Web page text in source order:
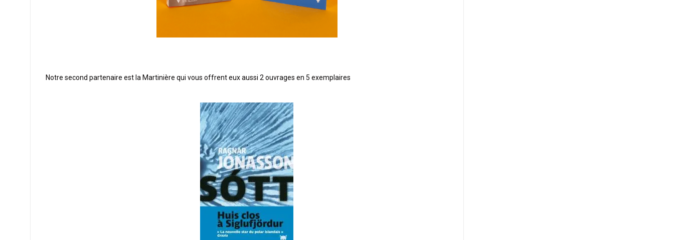
Notre second partenaire est la Martinière qui vous offrent eux aussi 2 ouvrages en 5 exemplaires